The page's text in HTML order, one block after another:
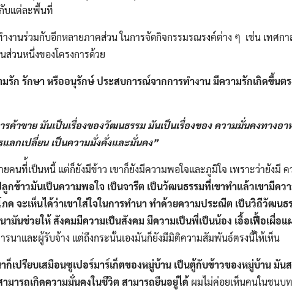
for: Search
บแต่ละพื้นที่​
งานร่วมกับอีกหลายภาคส่วน​ ในการจัดกิจกรรม​รณรงค์​ต่าง ๆ​ เช่น​ เทศก
วนหนึ่งของโครงการด้วย
รัก​ รักษา​ หรืออนุรักษ์​ ประสบการณ์​จากการทำงาน มีความรักเกิดขึ้นตร
รค้าขาย​ มันเป็นเรื่องของวัฒนธรร​ม​ มันเป็นเรื่องของ ความมั่นคงทางอ
แลกเปลี่ยน​ เป็นความมั่งคั่งและมั่นคง​”
คนที่้เป็นหนี้ แต่ก็ยังมีข้าว​ เขาก็ยังมีความพอใจและภูมิใจ​ เพราะว่ายังมี
กข้าวมันเป็นความพอใจ​ เป็นจารีต​ เป็นวัฒนธรรม​ที่เขาทำแล้วเขามีคว
ค​ จะเห็นได้ว่าเขาใส่ใจในการทำนา​ ทำด้วยความประณีต​ เป็นวิถีวัฒน
ามันช่วยให้ สังคมมีความเป็นสังคม​ มีความเป็นพี่เป็นน้อง​ เอื้อเฟื้อ​เผื่อแ
รนา​และผู้รับจ้าง​ แต่ถึงกระนั้นเองมันก็ยังมีมิติความสัมพันธ์​ตรงนี้ให้เห็น
ก็เปรียบเสมือนซูเปอร์​มาร์เก็ต​ของหมู่บ้าน​ เป็นตู้กับข้าวของหมู่บ้าน​ มัน
ามารถเกิดความมั่นคงในชีวิต​ สามารถยืนอยู่ได้ ผมไม่ค่อยเห็นคนในชน